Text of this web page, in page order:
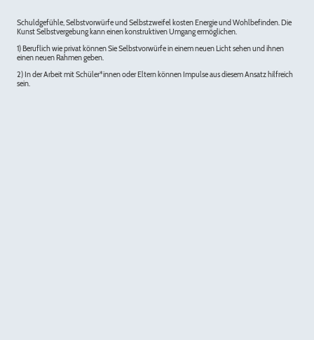
Schuldgefühle, Selbstvorwürfe und Selbstzweifel kosten Energie und Wohlbefinden. Die
Kunst Selbstvergebung kann einen konstruktiven Umgang ermöglichen.
1) Beruflich wie privat können Sie Selbstvorwürfe in einem neuen Licht sehen und ihnen
einen neuen Rahmen geben.
2) In der Arbeit mit Schüler*innen oder Eltern können Impulse aus diesem Ansatz hilfreich
sein.